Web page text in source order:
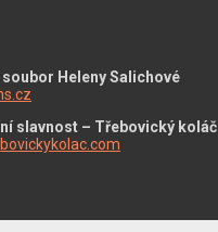
Heleny Salichové
slavnost – Třebovický koláč